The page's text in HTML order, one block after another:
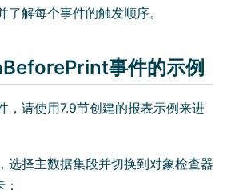
了解每个事件的触发顺序。
事件的示例
请使用7.9节创建的报表示例来进
择主数据集段并切换到对象检查器